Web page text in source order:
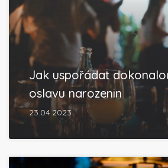
Jak uspořádat
oslavu narozenin
23.04.2023